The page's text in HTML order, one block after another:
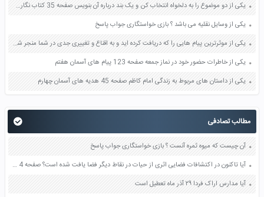
یکی از دو موضوع را به دلخواه انتخاب کن و یک بند درباره آن بنویس صفحه 35 کتاب نگارش فارسی سوم
یکی از وسایل نقلیه می باشد ؟ بازی خواستگاری جواب پاسخ
یکی از موثرترین پیام هایی را که دریافت کرده اید و به اقناع و تغییری جدی در شما منجر شده است برسی کنید و علت این تاثیر گذاری قابل توجه را بنویسید صفحه 52 تفکر و سواد رسانه ای دهم
یکی از خاطرات حضور خود در نماز جمعه صفحه 123 پیام های آسمان هفتم
یکی از داستان های مربوط به زندگی امام کاظم صفحه 45 هدیه های آسمان چهارم
مطالب تصادفی
آن چیست که میوه ثمره آنست ؟ بازی خواستگاری جواب پاسخ
آیا تاکنون در اکتشافات فضایی اثری از حیات در نقاط دیگر فضا یافت شده است؟ صفحه 4 مطالعات اجتماعی نهم
آیا مدارس اراک فردا ۲۹ آذر ماه تعطیل است